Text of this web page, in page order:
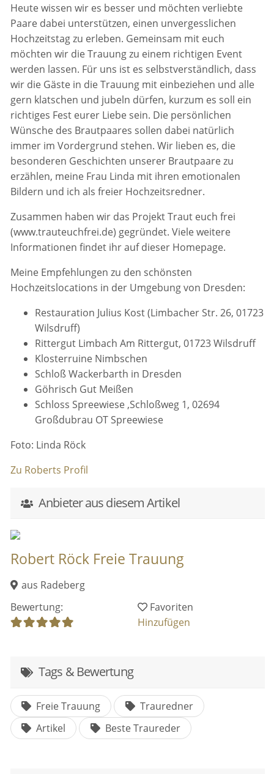
Heute wissen wir es besser und möchten verliebte
Paare dabei unterstützen, einen unvergesslichen
Hochzeitstag zu erleben. Gemeinsam mit euch
möchten wir die Trauung zu einem richtigen Event
werden lassen. Für uns ist es selbstverständlich, dass
wir die Gäste in die Trauung mit einbeziehen und alle
gern klatschen und jubeln dürfen, kurzum es soll ein
richtiges Fest eurer Liebe sein. Die persönlichen
Wünsche des Brautpaares sollen dabei natürlich
immer im Vordergrund stehen. Wir lieben es, die
besonderen Geschichten unserer Brautpaare zu
erzählen, meine Frau Linda mit ihren emotionalen
Bildern und ich als freier Hochzeitsredner.
Zusammen haben wir das Projekt Traut euch frei
(www.trauteuchfrei.de) gegründet. Viele weitere
Informationen findet ihr auf dieser Homepage.
Meine Empfehlungen zu den schönsten
Hochzeitslocations in der Umgebung von Dresden:
Restauration Julius Kost (Limbacher Str. 26, 01723
Wilsdruff)
Rittergut Limbach Am Rittergut, 01723 Wilsdruff
Klosterruine Nimbschen
Schloß Wackerbarth in Dresden
Göhrisch Gut Meißen
Schloss Spreewiese ,Schloßweg 1, 02694
Großdubrau OT Spreewiese
Foto: Linda Röck
Zu Roberts Profil
Anbieter aus diesem Artikel
Robert Röck Freie Trauung
aus Radeberg
Bewertung:
Favoriten
Hinzufügen
Tags & Bewertung
Freie Trauung
Trauredner
Artikel
Beste Traureder